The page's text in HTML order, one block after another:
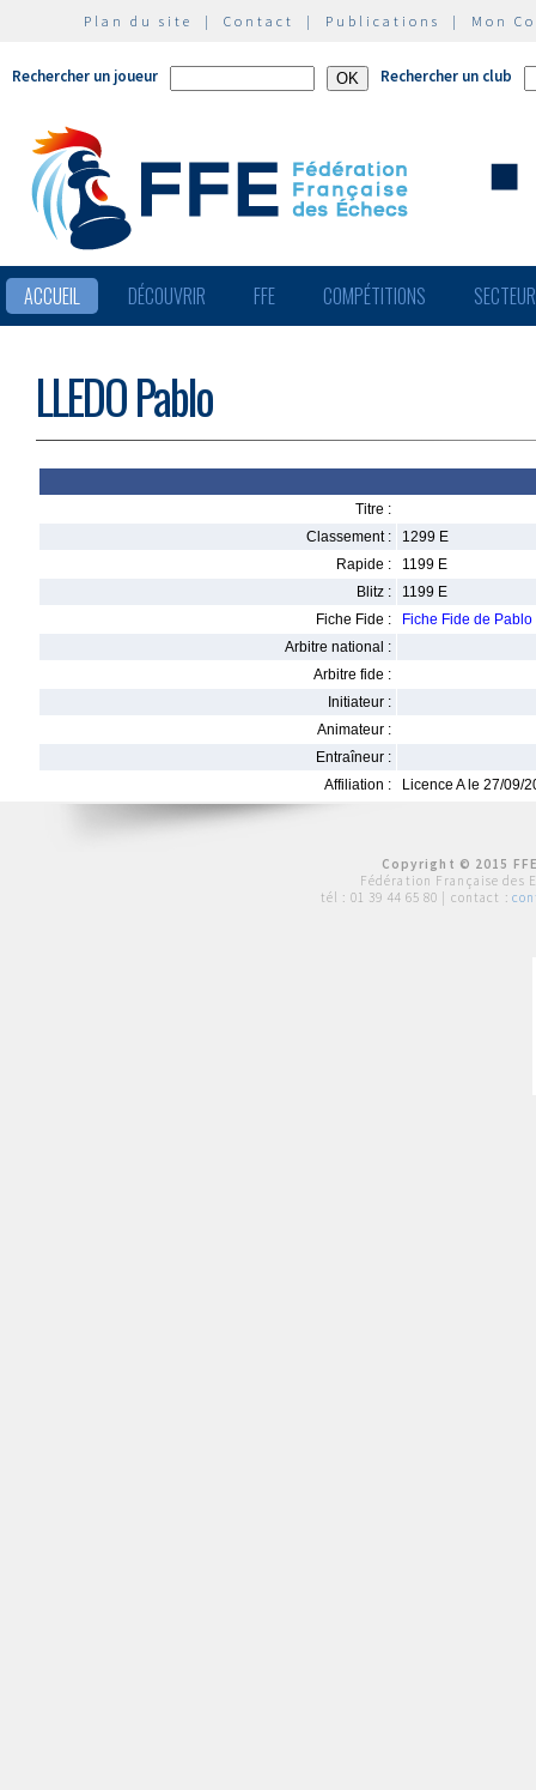
Plan du site | Contact | Publications | Mon
Rechercher un joueur Rechercher un club
ACCUEIL DÉCOUVRIR FFE COMPÉTITIONS
LLEDO Pablo
Titre :
Classement :
1299 E
Rapide :
1199 E
Blitz :
1199 E
Fiche Fide :
Fiche Fide de
Arbitre national :
Arbitre fide :
Initiateur :
Animateur :
Entraîneur :
Affiliation :
Licence A le 27/09/
Copyright © 2015
Fédération Française des
tél : 01 39 44 65 80 | contact :